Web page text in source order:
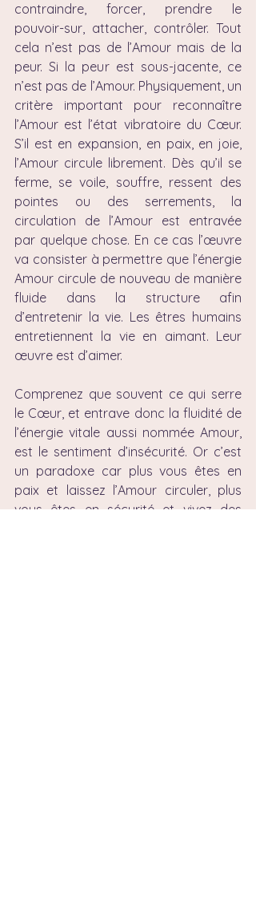
contraindre, forcer, prendre le
pouvoir-sur, attacher, contrôler. Tout
cela n’est pas de l’Amour mais de la
peur. Si la peur est sous-jacente, ce
n’est pas de l’Amour. Physiquement, un
critère important pour reconnaître
l’Amour est l’état vibratoire du Cœur.
S’il est en expansion, en paix, en joie,
l’Amour circule librement. Dès qu’il se
ferme, se voile, souffre, ressent des
pointes ou des serrements, la
circulation de l’Amour est entravée
par quelque chose. En ce cas l’œuvre
va consister à permettre que l’énergie
Amour circule de nouveau de manière
fluide dans la structure afin
d’entretenir la vie. Les êtres humains
entretiennent la vie en aimant. Leur
œuvre est d’aimer.
Comprenez que souvent ce qui serre
le Cœur, et entrave donc la fluidité de
l’énergie vitale aussi nommée Amour,
est le sentiment d’insécurité. Or c’est
un paradoxe car plus vous êtes en
paix et laissez l’Amour circuler, plus
vous êtes en sécurité et vivez des